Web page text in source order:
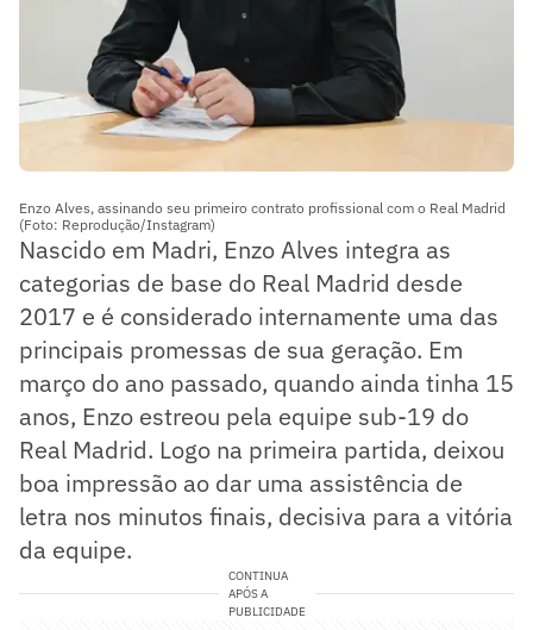
Enzo Alves, assinando seu primeiro contrato profissional com o Real Madrid
(Foto: Reprodução/Instagram)
Nascido em Madri, Enzo Alves integra as
categorias de base do Real Madrid desde
2017 e é considerado internamente uma das
principais promessas de sua geração. Em
março do ano passado, quando ainda tinha 15
anos, Enzo estreou pela equipe sub-19 do
Real Madrid. Logo na primeira partida, deixou
boa impressão ao dar uma assistência de
letra nos minutos finais, decisiva para a vitória
da equipe.
CONTINUA
APÓS A
PUBLICIDADE